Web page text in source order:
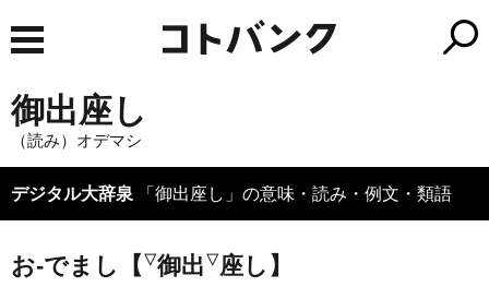
御出座し
（読み）オデマシ
デジタル大辞泉 「御出座し」の意味・読み・例文・類語
お‐でまし【 ▽御出 ▽座し】